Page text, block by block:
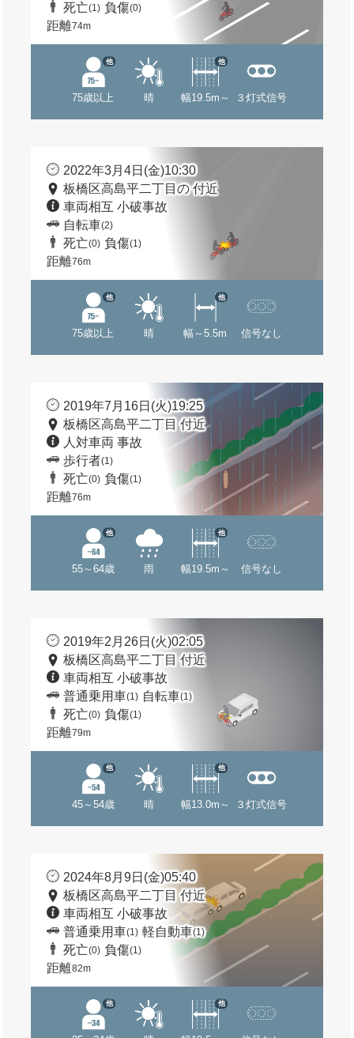
死亡(1) 負傷(0)
距離74m
75歳以上
他
晴 幅19.5m～
他
３灯式信号
2022年3月4日(金)10:30
板橋区高島平二丁目の 付近
車両相互 小破事故
自転車(2)
死亡(0) 負傷(1)
距離76m
75歳以上
他
晴 幅～5.5m
他
信号なし
2019年7月16日(火)19:25
板橋区高島平二丁目 付近
人対車両 事故
歩行者(1)
死亡(0) 負傷(1)
距離76m
55～64歳
他
雨 幅19.5m～
他
信号なし
2019年2月26日(火)02:05
板橋区高島平二丁目 付近
車両相互 小破事故
普通乗用車(1) 自転車(1)
死亡(0) 負傷(1)
距離79m
45～54歳
他
晴 幅13.0m～
他
３灯式信号
2024年8月9日(金)05:40
板橋区高島平二丁目 付近
車両相互 小破事故
普通乗用車(1) 軽自動車(1)
死亡(0) 負傷(1)
距離82m
他 他